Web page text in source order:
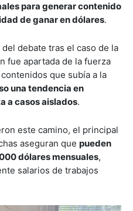
para generar contenido
de ganar en dólares.
debate tras el caso de la
fue apartada de la fuerza
que subía a la
una tendencia en
a casos aislados.
este camino, el principal
aseguran que pueden
dólares mensuales,
salarios de trabajos